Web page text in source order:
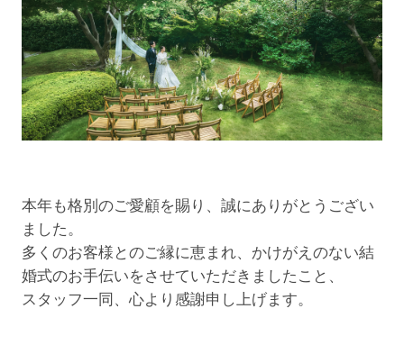
本年も格別のご愛顧を賜り、誠にありがとうござい
ました。
多くのお客様とのご縁に恵まれ、かけがえのない結
婚式のお手伝いをさせていただきましたこと、
スタッフ一同、心より感謝申し上げます。